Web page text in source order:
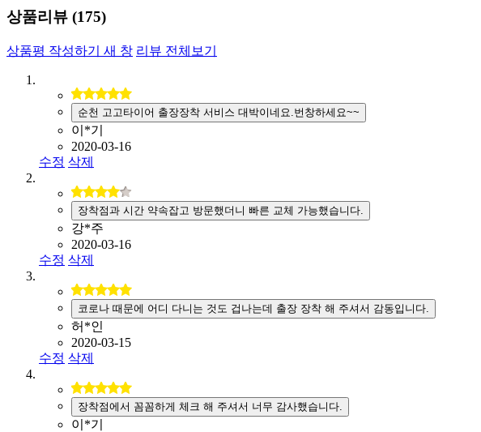
상품리뷰 (175)
상품평 작성하기 새 창 리뷰 전체보기
순천 고고타이어 출장장착 서비스 대박이네요.번창하세요~~
이*기
2020-03-16
수정 삭제
장착점과 시간 약속잡고 방문했더니 빠른 교체 가능했습니다.
강*주
2020-03-16
수정 삭제
코로나 때문에 어디 다니는 것도 겁나는데 출장 장착 해 주셔서 감동입니다.
허*인
2020-03-15
수정 삭제
장착점에서 꼼꼼하게 체크 해 주셔서 너무 감사했습니다.
이*기